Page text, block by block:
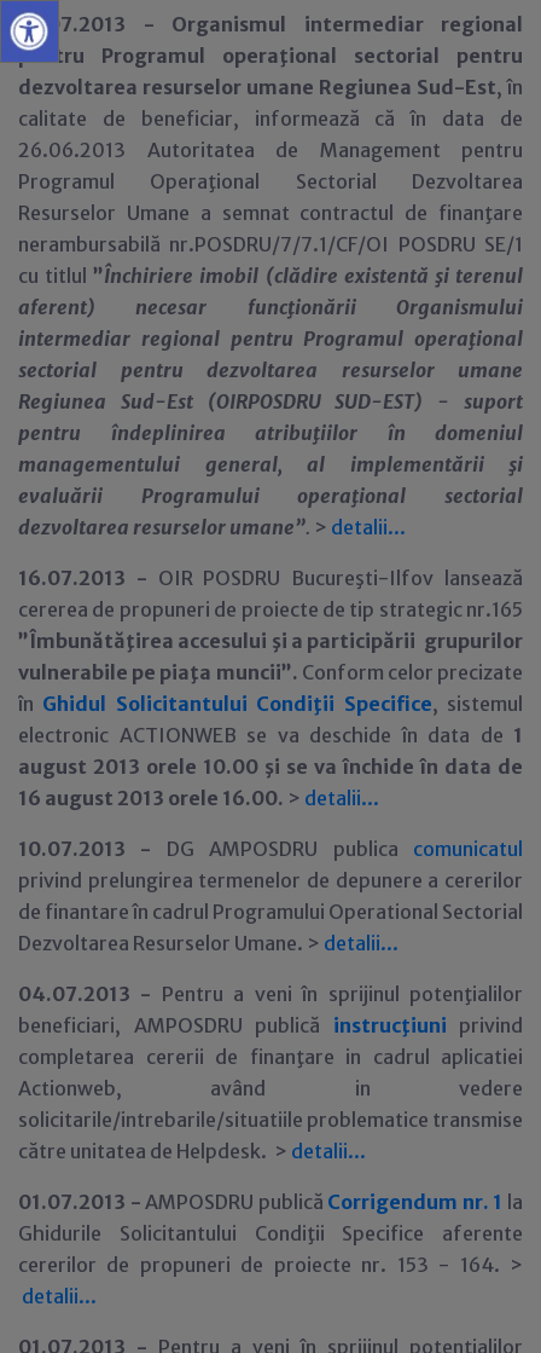
19.07.2013 - Organismul intermediar regional
pentru Programul operaţional sectorial pentru
dezvoltarea resurselor umane Regiunea Sud-Est, în
calitate de beneficiar, informează că în data de
26.06.2013 Autoritatea de Management pentru
Programul Operaţional Sectorial Dezvoltarea
Resurselor Umane a semnat contractul de finanţare
nerambursabilă nr.POSDRU/7/7.1/CF/OI POSDRU SE/1
cu titlul”Închiriere imobil (clădire existentă şi terenul
aferent) necesar funcţionării Organismului
intermediar regional pentru Programul operaţional
sectorial pentru dezvoltarea resurselor umane
Regiunea Sud-Est (OIRPOSDRU SUD-EST) - suport
pentru îndeplinirea atribuţiilor în domeniul
managementului general, al implementării şi
evaluării Programului operaţional sectorial
dezvoltarea resurselor umane”. > detalii...
16.07.2013 - OIR POSDRU Bucureşti-Ilfov lansează
cererea de propuneri de proiecte de tip strategic nr.165
”Îmbunătăţirea accesului şi a participării grupurilor
vulnerabile pe piaţa muncii”. Conform celor precizate
în Ghidul Solicitantului Condiţii Specifice, sistemul
electronic ACTIONWEB se va deschide în data de 1
august 2013 orele 10.00 şi se va închide în data de
16 august 2013 orele 16.00. > detalii...
10.07.2013 - DG AMPOSDRU publica comunicatul
privind prelungirea termenelor de depunere a cererilor
de finantare în cadrul Programului Operational Sectorial
Dezvoltarea Resurselor Umane. > detalii...
04.07.2013 - Pentru a veni în sprijinul potenţialilor
beneficiari, AMPOSDRU publică instrucţiuni privind
completarea cererii de finanţare in cadrul aplicatiei
Actionweb, având in vedere
solicitarile/intrebarile/situatiile problematice transmise
către unitatea de Helpdesk. > detalii...
01.07.2013 -AMPOSDRU publică Corrigendum nr. 1 la
Ghidurile Solicitantului Condiţii Specifice aferente
cererilor de propuneri de proiecte nr. 153 - 164. >
detalii...
01.07.2013 - Pentru a veni în sprijinul potenţialilor